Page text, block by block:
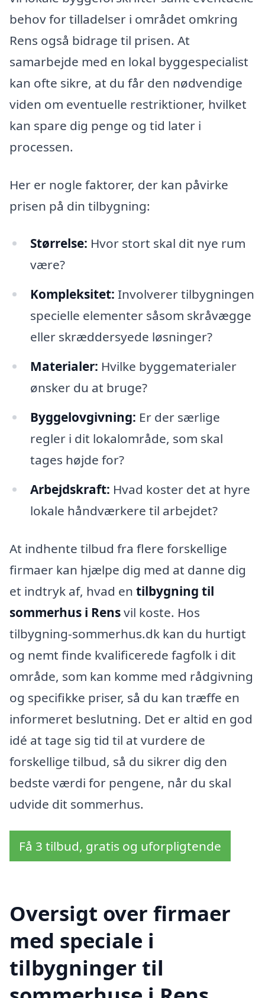
behov for tilladelser i området omkring
Rens også bidrage til prisen. At
samarbejde med en lokal byggespecialist
kan ofte sikre, at du får den nødvendige
viden om eventuelle restriktioner, hvilket
kan spare dig penge og tid later i
processen.
Her er nogle faktorer, der kan påvirke
prisen på din tilbygning:
Størrelse: Hvor stort skal dit nye rum
være?
Kompleksitet: Involverer tilbygningen
specielle elementer såsom skråvægge
eller skræddersyede løsninger?
Materialer: Hvilke byggematerialer
ønsker du at bruge?
Byggelovgivning: Er der særlige
regler i dit lokalområde, som skal
tages højde for?
Arbejdskraft: Hvad koster det at hyre
lokale håndværkere til arbejdet?
At indhente tilbud fra flere forskellige
firmaer kan hjælpe dig med at danne dig
et indtryk af, hvad en tilbygning til
sommerhus i Rensvil koste. Hos
tilbygning-sommerhus.dk kan du hurtigt
og nemt finde kvalificerede fagfolk i dit
område, som kan komme med rådgivning
og specifikke priser, så du kan træffe en
informeret beslutning. Det er altid en god
idé at tage sig tid til at vurdere de
forskellige tilbud, så du sikrer dig den
bedste værdi for pengene, når du skal
udvide dit sommerhus.
Få 3 tilbud, gratis og uforpligtende
Oversigt over firmaer
med speciale i
tilbygninger til